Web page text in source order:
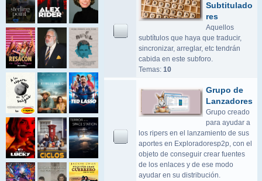
Subtitulado
res
Aquellos
subtítulos que haya que traducir,
sincronizar, arreglar, etc tendrán
cabida en este subforo.
Temas: 10
Grupo de
Lanzadores
Grupo creado
para ayudar a
los ripers en el lanzamiento de sus
aportes en Exploradoresp2p, con el
objeto de conseguir crear fuentes
de los enlaces y de ese modo
ayudar en su distribución.